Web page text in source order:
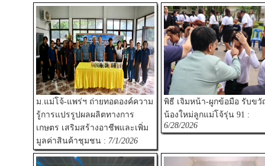
ม.แม่โจ้-แพร่ฯ ถ่ายทอดองค์ความ
รู้การแปรรูปผลผลิตทางการ
เกษตร เสริมสร้างอาชีพและเพิ่ม
มูลค่าสินค้าชุมชน : 7/1/2026
พิธี เจิมหน้า-ผูกข้อมือ รับข
น้องใหม่ลูกแม่โจ้รุ่น 91 :
6/28/2026